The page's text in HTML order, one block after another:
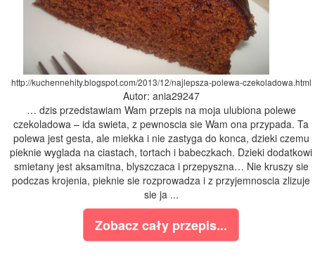
http://kuchennehity.blogspot.com/2013/12/najlepsza-polewa-czekoladowa.html
Autor: ania29247
… dzis przedstawiam Wam przepis na moja ulubiona polewe
czekoladowa – ida swieta, z pewnoscia sie Wam ona przypada. Ta
polewa jest gesta, ale miekka i nie zastyga do konca, dzieki czemu
pieknie wyglada na ciastach, tortach i babeczkach. Dzieki dodatkowi
smietany jest aksamitna, blyszczaca i przepyszna… Nie kruszy sie
podczas krojenia, pieknie sie rozprowadza i z przyjemnoscia zlizuje
sie ja ...
Zobacz cały przepis...